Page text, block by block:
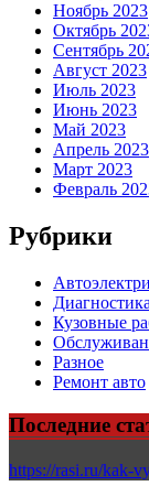
Ноябрь 2023
Октябрь
Сентябрь
Август 2023
Июль 2023
Июнь 2023
Май 2023
Апрель 2023
Март 2023
Февраль
Рубрики
Диагностика
Кузовные
Разное
Ремонт авто
Последние
https://rasi.ru/kak-